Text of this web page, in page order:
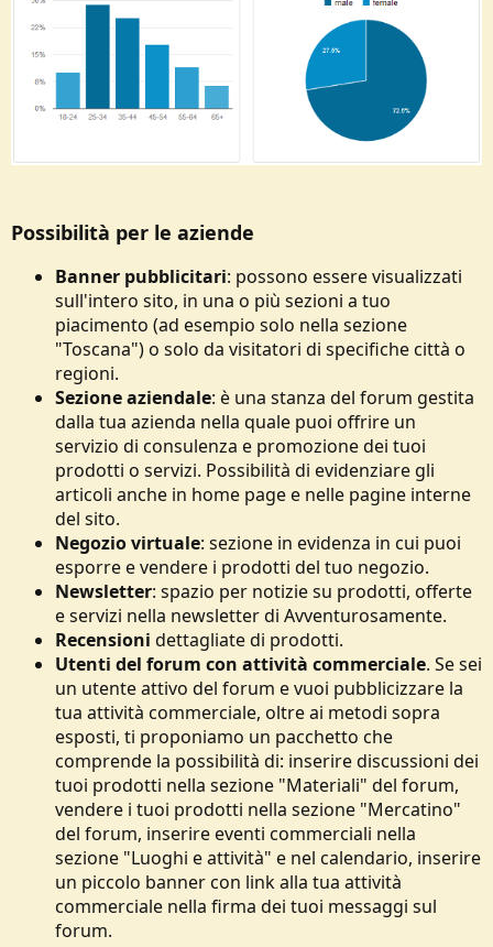
Possibilità per le aziende
Banner pubblicitari: possono essere visualizzati
sull'intero sito, in una o più sezioni a tuo
piacimento (ad esempio solo nella sezione
"Toscana") o solo da visitatori di specifiche città o
regioni.
Sezione aziendale: è una stanza del forum gestita
dalla tua azienda nella quale puoi offrire un
servizio di consulenza e promozione dei tuoi
prodotti o servizi. Possibilità di evidenziare gli
articoli anche in home page e nelle pagine interne
del sito.
Negozio virtuale: sezione in evidenza in cui puoi
esporre e vendere i prodotti del tuo negozio.
Newsletter: spazio per notizie su prodotti, offerte
e servizi nella newsletter di Avventurosamente.
Recensioni dettagliate di prodotti.
Utenti del forum con attività commerciale. Se sei
un utente attivo del forum e vuoi pubblicizzare la
tua attività commerciale, oltre ai metodi sopra
esposti, ti proponiamo un pacchetto che
comprende la possibilità di: inserire discussioni dei
tuoi prodotti nella sezione "Materiali" del forum,
vendere i tuoi prodotti nella sezione "Mercatino"
del forum, inserire eventi commerciali nella
sezione "Luoghi e attività" e nel calendario, inserire
un piccolo banner con link alla tua attività
commerciale nella firma dei tuoi messaggi sul
forum.